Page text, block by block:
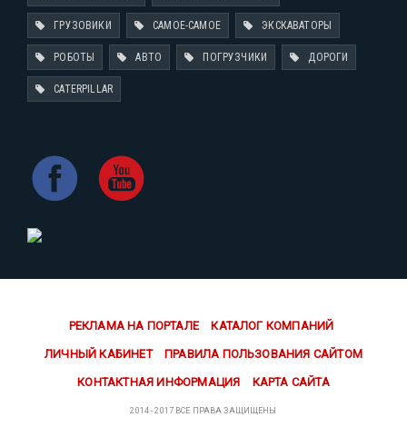
ГРУЗОВИКИ САМОЕ-САМОЕ ЭКСКАВАТОРЫ
РОБОТЫ АВТО ПОГРУЗЧИКИ ДОРОГИ
CATERPILLAR
РЕКЛАМА НА ПОРТАЛЕ КАТАЛОГ КОМПАНИЙ
ЛИЧНЫЙ КАБИНЕТ ПРАВИЛА ПОЛЬЗОВАНИЯ САЙТОМ
КОНТАКТНАЯ ИНФОРМАЦИЯ КАРТА САЙТА
2014 - 2017 ВСЕ ПРАВА ЗАЩИЩЕНЫ